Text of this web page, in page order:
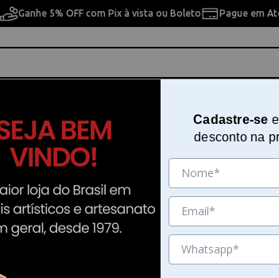
Ganhe 5% OFF com Pix à vista ou Boleto Pague em
Pintura
Kit de Desenho 6 Unidades
50073
Cadastre-se
desconto na